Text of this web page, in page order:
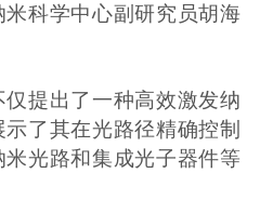
科学中心副研究员胡海
提出了一种高效激发纳
了其在光路径精确控制
光路和集成光子器件等